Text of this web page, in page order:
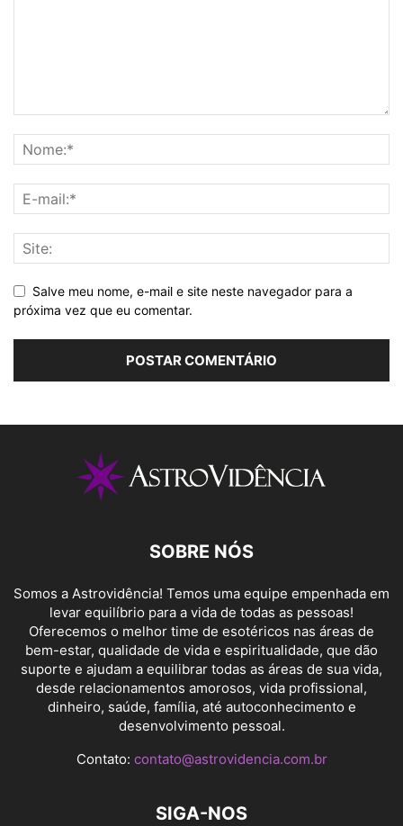
Salve meu nome, e-mail e site neste navegador para a
próxima vez que eu comentar.
SOBRE NÓS
Somos a Astrovidência! Temos uma equipe empenhada em
levar equilíbrio para a vida de todas as pessoas!
Oferecemos o melhor time de esotéricos nas áreas de
bem-estar, qualidade de vida e espiritualidade, que dão
suporte e ajudam a equilibrar todas as áreas de sua vida,
desde relacionamentos amorosos, vida profissional,
dinheiro, saúde, família, até autoconhecimento e
desenvolvimento pessoal.
Contato: contato@astrovidencia.com.br
SIGA-NOS